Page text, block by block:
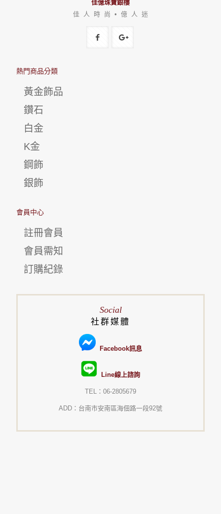
佳億珠寶銀樓
佳 人 時 尚 • 億 人 迷
熱門商品分類
黃金飾品
鑽石
白金
K金
鋼飾
銀飾
會員中心
註冊會員
會員需知
訂購紀錄
Social
社群媒體
Facebook訊息
Line線上諮詢
TEL：06-2805679
ADD：台南市安南區海佃路一段92號